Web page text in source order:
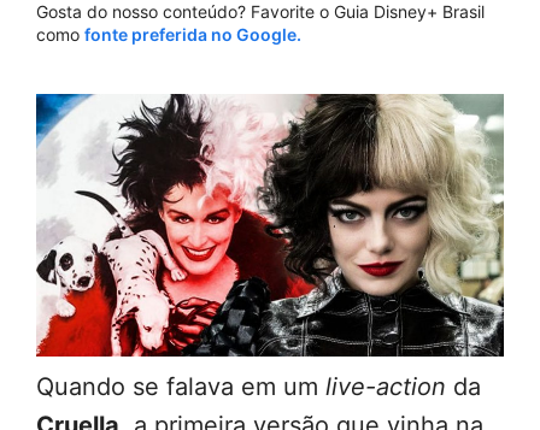
Gosta do nosso conteúdo? Favorite o Guia Disney+ Brasil
como fonte preferida no Google.
Quando se falava em um live-action da